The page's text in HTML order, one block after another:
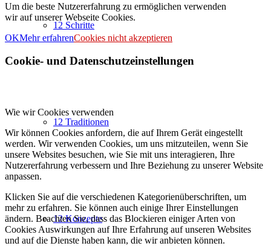
12 Schritte
12 Traditionen
12 Konzepte
Um die beste Nutzererfahrung zu ermöglichen verwenden
wir auf unserer Webseite Cookies.
OKMehr erfahrenCookies nicht akzeptieren
Cookie- und Datenschutzeinstellungen
Wie wir Cookies verwenden
Wir können Cookies anfordern, die auf Ihrem Gerät eingestellt
werden. Wir verwenden Cookies, um uns mitzuteilen, wenn Sie
unsere Websites besuchen, wie Sie mit uns interagieren, Ihre
Nutzererfahrung verbessern und Ihre Beziehung zu unserer Website
anpassen.
Klicken Sie auf die verschiedenen Kategorienüberschriften, um
mehr zu erfahren. Sie können auch einige Ihrer Einstellungen
ändern. Beachten Sie, dass das Blockieren einiger Arten von
Cookies Auswirkungen auf Ihre Erfahrung auf unseren Websites
und auf die Dienste haben kann, die wir anbieten können.